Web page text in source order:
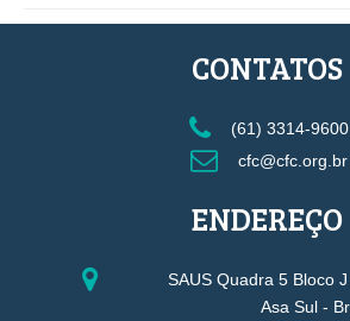
CONTATOS
(61) 3314-9600
cfc@cfc.org.br
ENDEREÇO
SAUS Quadra 5 Bloco
Asa Sul -